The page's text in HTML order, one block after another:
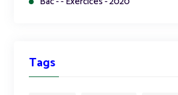
Tags